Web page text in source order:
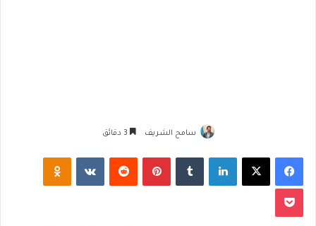
سامح الشريف
فيسبوك لينكدإن بينتيريست